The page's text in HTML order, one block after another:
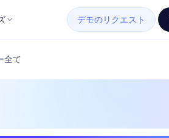
デモのリクエスト
全て